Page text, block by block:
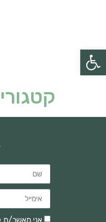
פתח סרגל
אני מאשר/ת